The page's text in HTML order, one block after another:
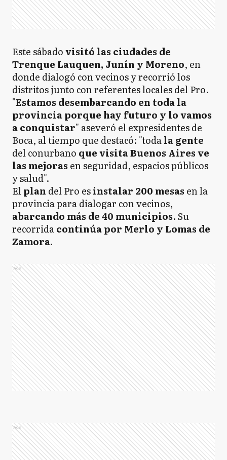
Este sábadovisitó las ciudades de
Trenque Lauquen, Junín y Moreno, en
donde dialogó con vecinos y recorrió los
distritos junto con referentes locales del Pro.
"Estamos desembarcando en toda la
provincia porque hay futuro y lo vamos
a conquistar" aseveró el expresidentes de
Boca, al tiempo que destacó: "todala gente
del conurbano que visita Buenos Aires ve
las mejoras en seguridad, espacios públicos
y salud".
Elplan del Pro esinstalar 200 mesas en la
provincia para dialogar con vecinos,
abarcando más de 40 municipios. Su
recorridacontinúa por Merlo y Lomas de
Zamora.
Ads
Ads